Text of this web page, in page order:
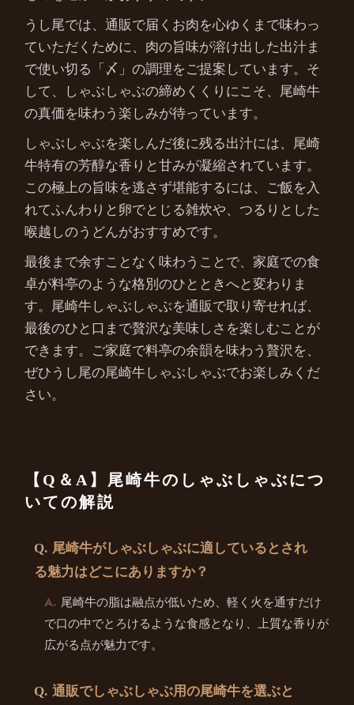
うし尾では、通販で届くお肉を心ゆくまで味わっ
ていただくために、肉の旨味が溶け出した出汁ま
で使い切る「〆」の調理をご提案しています。そ
して、しゃぶしゃぶの締めくくりにこそ、尾崎牛
の真価を味わう楽しみが待っています。
しゃぶしゃぶを楽しんだ後に残る出汁には、尾崎
牛特有の芳醇な香りと甘みが凝縮されています。
この極上の旨味を逃さず堪能するには、ご飯を入
れてふんわりと卵でとじる雑炊や、つるりとした
喉越しのうどんがおすすめです。
最後まで余すことなく味わうことで、家庭での食
卓が料亭のような格別のひとときへと変わりま
す。尾崎牛しゃぶしゃぶを通販で取り寄せれば、
最後のひと口まで贅沢な美味しさを楽しむことが
できます。ご家庭で料亭の余韻を味わう贅沢を、
ぜひうし尾の尾崎牛しゃぶしゃぶでお楽しみくだ
さい。
【Q＆A】尾崎牛のしゃぶしゃぶにつ
いての解説
尾崎牛がしゃぶしゃぶに適しているとされ
る魅力はどこにありますか？
尾崎牛の脂は融点が低いため、軽く火を通すだけ
で口の中でとろけるような食感となり、上質な香りが
広がる点が魅力です。
通販でしゃぶしゃぶ用の尾崎牛を選ぶと